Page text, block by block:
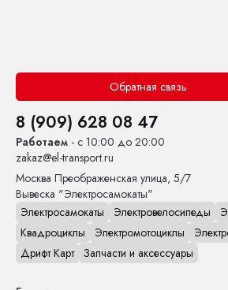
Обратная связь
8 (909) 628 08 47
Работаем - с 10:00 до 20:00
zakaz@el-transport.ru
Москва Преображенская улица, 5/7
Вывеска "Электросамокаты"
Электросамокаты
Электровелосипеды
Квадроциклы
Электромотоциклы
Дрифт Карт Запчасти и аксессуары